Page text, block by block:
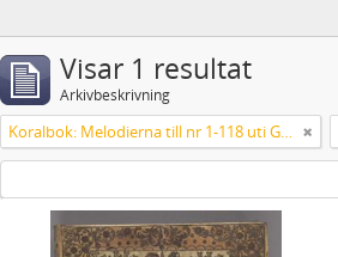
Visar 1 resultat
Arkivbeskrivning
Koralbok: Melodierna till nr 1-118 uti Gamla Psalmboken, enstämmigt satta